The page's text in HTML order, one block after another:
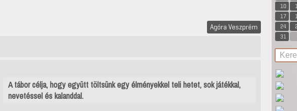
Agóra Veszprém
A tábor célja, hogy együtt töltsünk egy élményekkel teli hetet, sok játékkal,
nevetéssel és kalanddal.
10
17
24
31